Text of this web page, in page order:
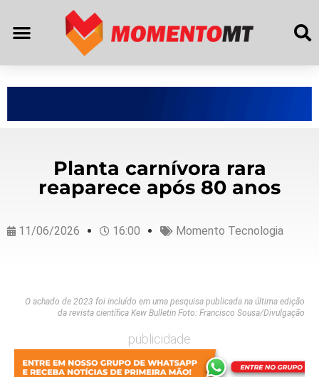
Planta carnívora rara
reaparece após 80 anos
11/06/2026 16:00 Momento Tecnologia
O achado de 2023 foi incluído em uma pesquisa publicada na última edição
da revista científica Kew Bulletin Foto: Francisco Sousa/Divulgação
publicidade